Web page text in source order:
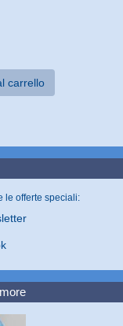
carrello
le offerte speciali: